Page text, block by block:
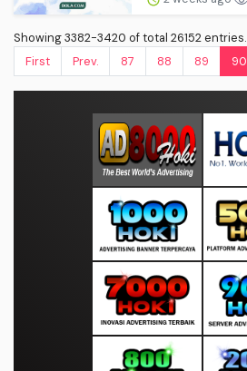
Showing 3382-3420 of total 26152 entries.
First
Prev. 87 88 89 90